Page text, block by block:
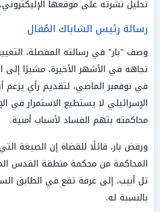
تحليل نشرته على موقعها
رسالة رئيس الشاباك المُقال
​​وصف "بار" في رسالته المفصلة،
تجاهه في الأشهر الأخيرة، مشيرًا
في نوفمبر الماضي، لتقديم رأي يزعم
الإسرائيلي لا يستطيع الاستمرار في
محاكمته بتهم الفساد لأسباب أمنية.
ورفض بار، قائلًا للقضاة إن الصيغة
المحاكمة من محكمة منطقة القدس
تل أبيب، إلى غرفة تقع في الطابق
بالنسبة له.